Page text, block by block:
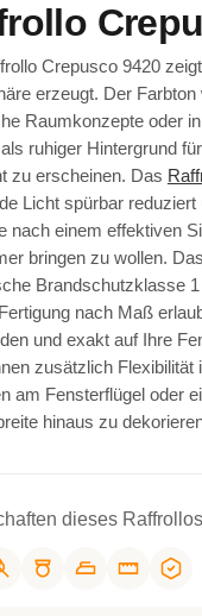
Crepusco 9420
erzeugt. Der
Raumkonzepte oder
ruhiger Hintergrund
zu erscheinen. Das
Licht spürbar
nach einem effektiven
bringen zu wollen.
Brandschutzklasse
nach Maß
und exakt auf Ihre
zusätzlich
am Fensterflügel oder
hinaus zu
dieses Raffrollos